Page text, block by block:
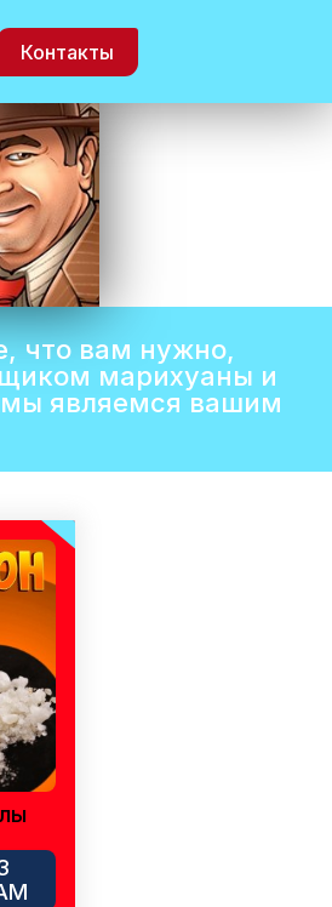
Контакты
что вам нужно,
марихуаны и
мы являемся вашим